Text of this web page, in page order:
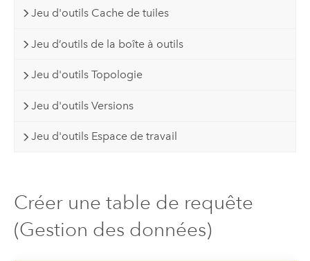
Jeu d'outils Cache de tuiles
Jeu d’outils de la boîte à outils
Jeu d'outils Topologie
Jeu d'outils Versions
Jeu d'outils Espace de travail
Créer une table de requête
(Gestion des données)